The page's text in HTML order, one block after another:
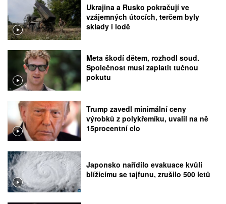
Ukrajina a Rusko pokračují ve
vzájemných útocích, terčem byly
sklady i lodě
Meta škodí dětem, rozhodl soud.
Společnost musí zaplatit tučnou
pokutu
Trump zavedl minimální ceny
výrobků z polykřemíku, uvalil na ně
15procentní clo
Japonsko nařídilo evakuace kvůli
blížícímu se tajfunu, zrušilo 500 letů